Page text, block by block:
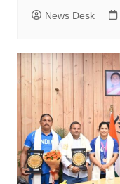
News Desk